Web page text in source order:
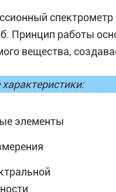
спектрометр
Принцип работы
вещества,
характеристики:
элементы